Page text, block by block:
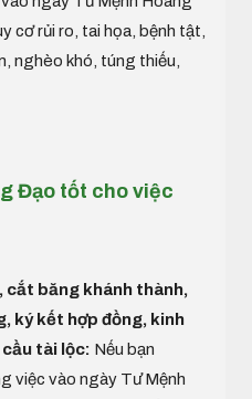
cơ rủi ro, tai họa, bệnh tật,
nghèo khó, túng thiếu,
Đạo tốt cho việc
cắt băng khánh thành,
ký kết hợp đồng, kinh
tài lộc: Nếu bạn
việc vào ngày Tư Mệnh